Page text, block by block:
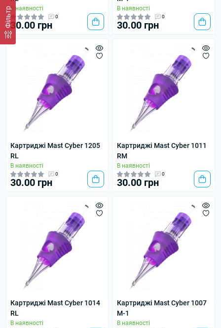
ФільтрВ наявності
0
30.00 грн
В наявності
0
30.00 грн
Картриджі Mast Cyber 1205
RL
В наявності
0
30.00 грн
Картриджі Mast Cyber 1011
RM
В наявності
0
30.00 грн
Картриджі Mast Cyber 1014
RL
В наявності
Картриджі Mast Cyber 1007
M-1
В наявності